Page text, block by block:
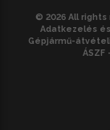
© 2026 All rights
Adatkezelés
Gépjármű-
ÁSZF